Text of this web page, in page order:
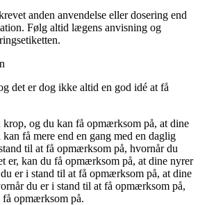
anden anvendelse eller dosering end
Følg altid lægens anvisning og
det er dog ikke altid en god idé at få
og du kan få opmærksom på, at dine
få mere end en gang med en daglig
til at få opmærksom på, hvornår du
er, kan du få opmærksom på, at dine nyrer
er i stand til at få opmærksom på, at dine
du er i stand til at få opmærksom på,
opmærksom på.